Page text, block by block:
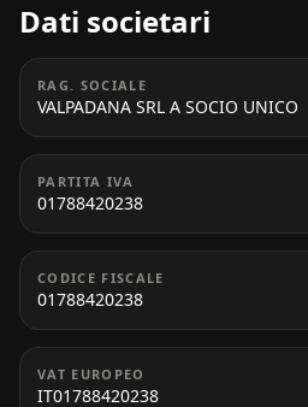
Dati societari
RAG. SOCIALE
VALPADANA SRL A SOCIO UNICO
PARTITA IVA
01788420238
CODICE FISCALE
01788420238
VAT EUROPEO
IT01788420238